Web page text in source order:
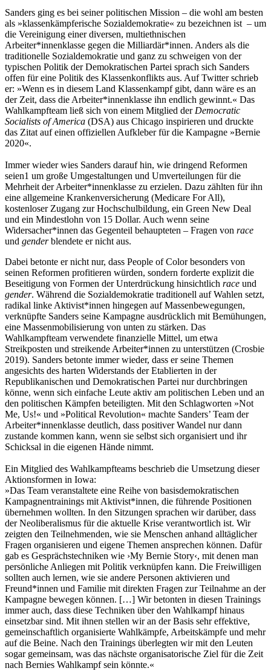
Sanders ging es bei seiner politischen Mission – die wohl am besten
als »klassenkämpferische Sozialdemokratie« zu bezeichnen ist – um
die Vereinigung einer diversen, multiethnischen
Arbeiter*innenklasse gegen die Milliardär*innen. Anders als die
traditionelle Sozialdemokratie und ganz zu schweigen von der
typischen Politik der Demokratischen Partei sprach sich Sanders
offen für eine Politik des Klassenkonflikts aus. Auf Twitter schrieb
er: »Wenn es in diesem Land Klassenkampf gibt, dann wäre es an
der Zeit, dass die Arbeiter*innenklasse ihn endlich gewinnt.« Das
Wahlkampfteam ließ sich von einem Mitglied der Democratic
Socialists of America (DSA) aus Chicago inspirieren und druckte
das Zitat auf einen offiziellen Aufkleber für die Kampagne »Bernie
2020«.
Immer wieder wies Sanders darauf hin, wie dringend Reformen
seien1 um große Umgestaltungen und Umverteilungen für die
Mehrheit der Arbeiter*innenklasse zu erzielen. Dazu zählten für ihn
eine allgemeine Krankenversicherung (Medicare For All),
kostenloser Zugang zur Hochschulbildung, ein Green New Deal
und ein Mindestlohn von 15 Dollar. Auch wenn seine
Widersacher*innen das Gegenteil behaupteten – Fragen von race
und genderblendete er nicht aus.
Dabei betonte er nicht nur, dass People of Color besonders von
seinen Reformen profitieren würden, sondern forderte explizit die
Beseitigung von Formen der Unterdrückung hinsichtlich race und
gender. Während die Sozialdemokratie traditionell auf Wahlen setzt,
radikal linke Aktivist*innen hingegen auf Massenbewegungen,
verknüpfte Sanders seine Kampagne ausdrücklich mit Bemühungen,
eine Massenmobilisierung von unten zu stärken. Das
Wahlkampfteam verwendete finanzielle Mittel, um etwa
Streikposten und streikende Arbeiter*innen zu unterstützen (Crosbie
2019). Sanders betonte immer wieder, dass er seine Themen
angesichts des harten Widerstands der Etablierten in der
Republikanischen und Demokratischen Partei nur durchbringen
könne, wenn sich einfache Leute aktiv am politischen Leben und an
den politischen Kämpfen beteiligten. Mit den Schlagworten »Not
Me, Us!« und »Political Revolution« machte Sanders’ Team der
Arbeiter*innenklasse deutlich, dass positiver Wandel nur dann
zustande kommen kann, wenn sie selbst sich organisiert und ihr
Schicksal in die eigenen Hände nimmt.
Ein Mitglied des Wahlkampfteams beschrieb die Umsetzung dieser
Aktionsformen in Iowa:
»Das Team veranstaltete eine Reihe von basisdemokratischen
Kampagnentrainings mit Aktivist*innen, die führende Positionen
übernehmen wollten. In den Sitzungen sprachen wir darüber, dass
der Neoliberalismus für die aktuelle Krise verantwortlich ist. Wir
zeigten den Teilnehmenden, wie sie Menschen anhand alltäglicher
Fragen organisieren und eigene Themen ansprechen können. Dafür
gab es Gesprächstechniken wie ›My Bernie Story‹, mit denen man
persönliche Anliegen mit Politik verknüpfen kann. Die Freiwilligen
sollten auch lernen, wie sie andere Personen aktivieren und
Freund*innen und Familie mit direkten Fragen zur Teilnahme an der
Kampagne bewegen können. […] Wir betonten in diesen Trainings
immer auch, dass diese Techniken über den Wahlkampf hinaus
einsetzbar sind. Mit ihnen stellen wir an der Basis sehr effektive,
gemeinschaftlich organisierte Wahlkämpfe, Arbeitskämpfe und mehr
auf die Beine. Nach den Trainings überlegten wir mit den Leuten
sogar gemeinsam, was das nächste organisatorische Ziel für die Zeit
nach Bernies Wahlkampf sein könnte.«